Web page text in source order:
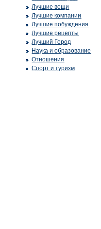
Лучшие вещи
Лучшие компании
Лучшие побуждения
Лучшие рецепты
Лучший Город
Наука и образование
Отношения
Спорт и туризм